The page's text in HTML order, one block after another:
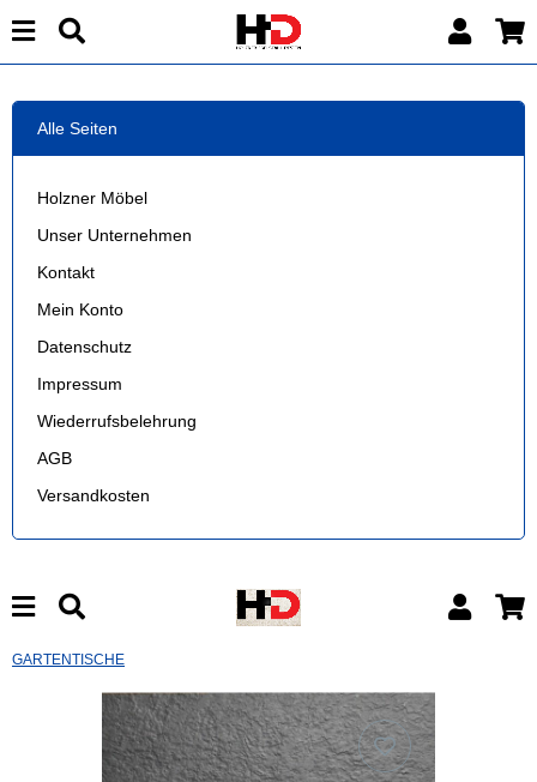
Alle Seiten
Holzner Möbel
Unser Unternehmen
Kontakt
Mein Konto
Datenschutz
Impressum
Wiederrufsbelehrung
AGB
Versandkosten
GARTENTISCHE